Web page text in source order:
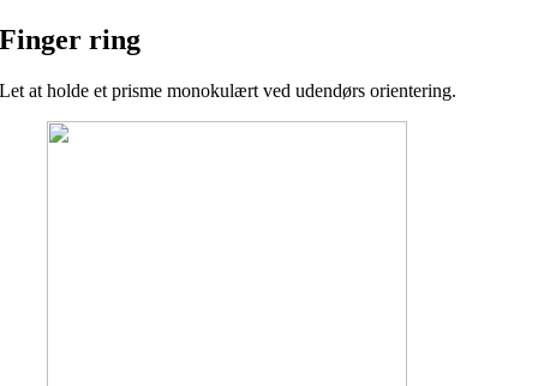
Finger ring
Let at holde et prisme monokulært ved udendørs orientering.